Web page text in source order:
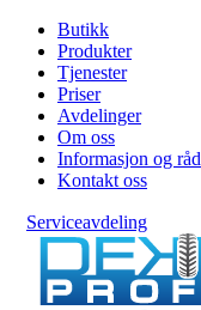
Butikk
Produkter
Tjenester
Priser
Avdelinger
Om oss
Informasjon og råd
Kontakt oss
Serviceavdeling